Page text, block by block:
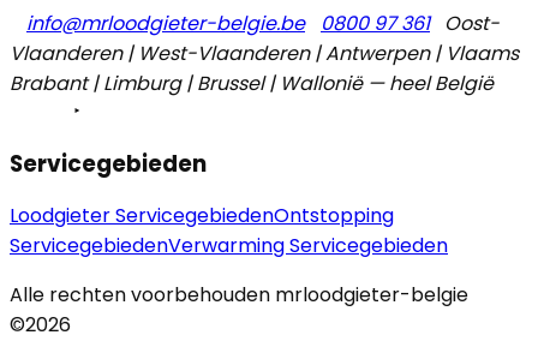
info@mrloodgieter-belgie.be 0800 97 361
Oost-
Vlaanderen | West-Vlaanderen | Antwerpen | Vlaams
Brabant | Limburg | Brussel | Wallonië — heel België
Servicegebieden
Loodgieter ServicegebiedenOntstopping
ServicegebiedenVerwarming Servicegebieden
Alle rechten voorbehouden mrloodgieter-belgie
©2026